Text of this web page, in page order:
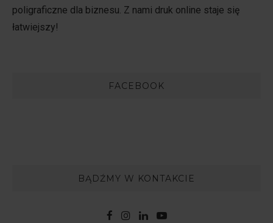
poligraficzne dla biznesu. Z nami druk online staje się
łatwiejszy!
FACEBOOK
BĄDŹMY W KONTAKCIE